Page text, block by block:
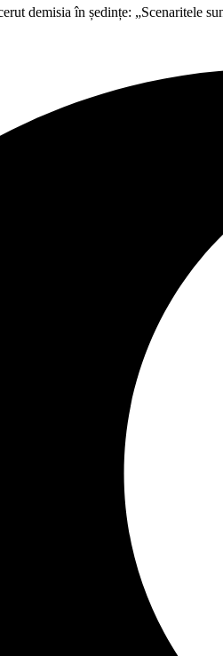
demisia în ședințe: „Scenaritele